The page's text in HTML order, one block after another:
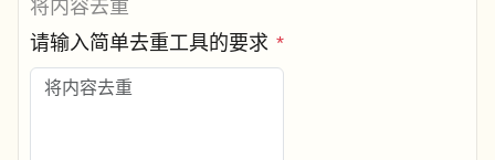
将内容去重
请输入简单去重工具的要求 *